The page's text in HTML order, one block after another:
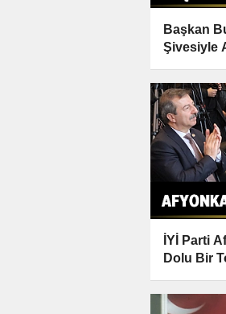
Başkan
Şivesiyle
İYİ Parti
Dolu Bir